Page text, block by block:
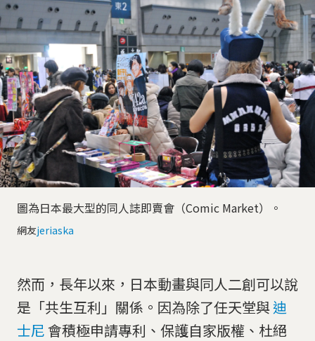
圖為日本最大型的同人誌即賣會（Comic Market）。
網友jeriaska
然而，長年以來，日本動畫與同人二創可以說
是「共生互利」關係。因為除了任天堂與迪
士尼會積極申請專利、保護自家版權、杜絕